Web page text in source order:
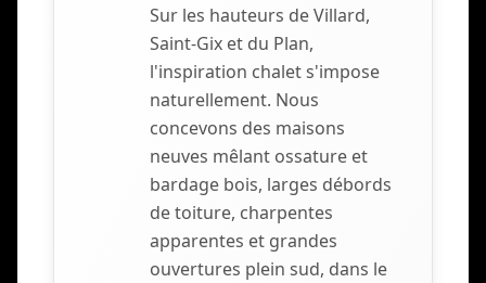
Sur les hauteurs de Villard,
Saint-Gix et du Plan,
l'inspiration chalet s'impose
naturellement. Nous
concevons des maisons
neuves mêlant ossature et
bardage bois, larges débords
de toiture, charpentes
apparentes et grandes
ouvertures plein sud, dans le